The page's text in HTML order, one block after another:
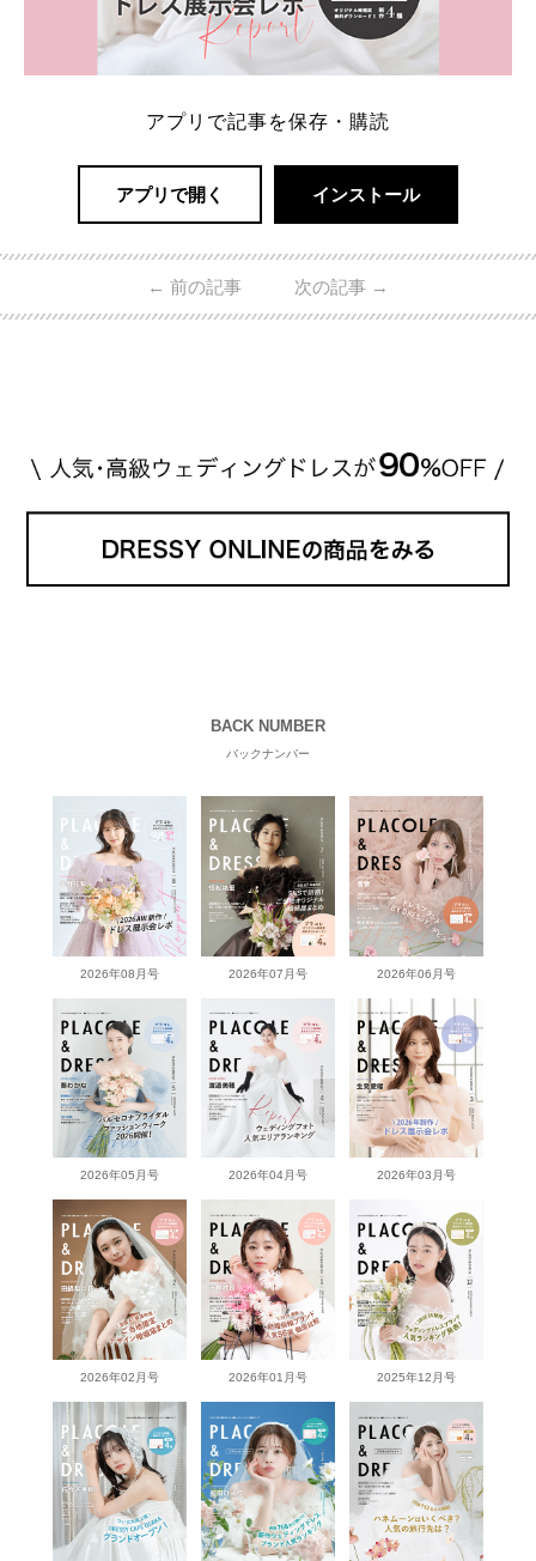
アプリで記事を保存・購読
アプリで開く インストール
← 前の記事 次の記事 →
BACK NUMBER
バックナンバー
2026年08月号 2026年07月号 2026年06月号
2026年05月号 2026年04月号 2026年03月号
2026年02月号 2026年01月号 2025年12月号